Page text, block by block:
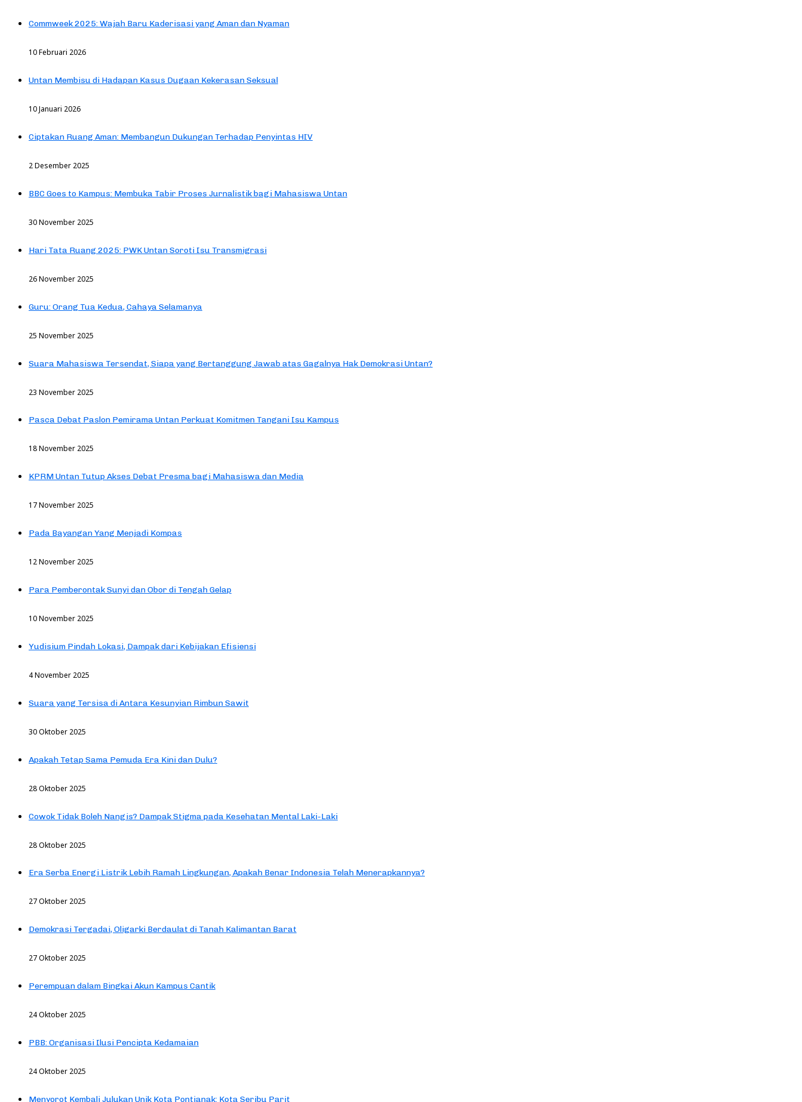
Commweek 2025: Wajah Baru Kaderisasi yang Aman dan Nyaman
10 Februari 2026
Untan Membisu di Hadapan Kasus Dugaan Kekerasan Seksual
10 Januari 2026
Ciptakan Ruang Aman: Membangun Dukungan Terhadap Penyintas HIV
2 Desember 2025
BBC Goes to Kampus: Membuka Tabir Proses Jurnalistik bagi Mahasiswa Untan
30 November 2025
Hari Tata Ruang 2025: PWK Untan Soroti Isu Transmigrasi
26 November 2025
Guru: Orang Tua Kedua, Cahaya Selamanya
25 November 2025
Suara Mahasiswa Tersendat, Siapa yang Bertanggung Jawab atas Gagalnya Hak Demokrasi Untan?
23 November 2025
Pasca Debat Paslon Pemirama Untan Perkuat Komitmen Tangani Isu Kampus
18 November 2025
KPRM Untan Tutup Akses Debat Presma bagi Mahasiswa dan Media
17 November 2025
Pada Bayangan Yang Menjadi Kompas
12 November 2025
Para Pemberontak Sunyi dan Obor di Tengah Gelap
10 November 2025
Yudisium Pindah Lokasi, Dampak dari Kebijakan Efisiensi
4 November 2025
Suara yang Tersisa di Antara Kesunyian Rimbun Sawit
30 Oktober 2025
Apakah Tetap Sama Pemuda Era Kini dan Dulu?
28 Oktober 2025
Cowok Tidak Boleh Nangis? Dampak Stigma pada Kesehatan Mental Laki-Laki
28 Oktober 2025
Era Serba Energi Listrik Lebih Ramah Lingkungan, Apakah Benar Indonesia Telah Menerapkannya?
27 Oktober 2025
Demokrasi Tergadai, Oligarki Berdaulat di Tanah Kalimantan Barat
27 Oktober 2025
Perempuan dalam Bingkai Akun Kampus Cantik
24 Oktober 2025
PBB: Organisasi Ilusi Pencipta Kedamaian
24 Oktober 2025
Menyorot Kembali Julukan Unik Kota Pontianak: Kota Seribu Parit